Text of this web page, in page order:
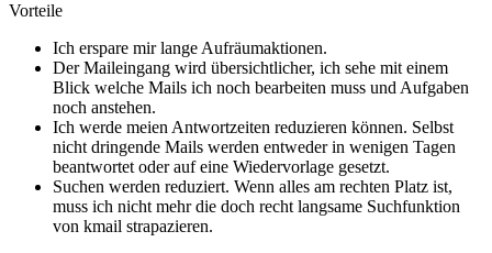
Vorteile
Ich erspare mir lange Aufräumaktionen.
Der Maileingang wird übersichtlicher, ich sehe mit einem
Blick welche Mails ich noch bearbeiten muss und Aufgaben
noch anstehen.
Ich werde meien Antwortzeiten reduzieren können. Selbst
nicht dringende Mails werden entweder in wenigen Tagen
beantwortet oder auf eine Wiedervorlage gesetzt.
Suchen werden reduziert. Wenn alles am rechten Platz ist,
muss ich nicht mehr die doch recht langsame Suchfunktion
von kmail strapazieren.